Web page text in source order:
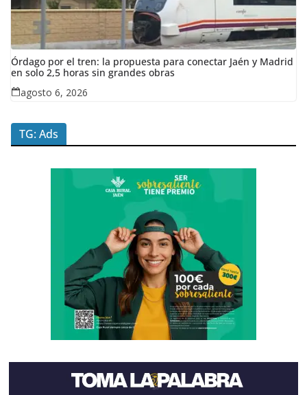
Órdago por el tren: la propuesta para conectar Jaén y Madrid
en solo 2,5 horas sin grandes obras
agosto 6, 2026
TG: Ads